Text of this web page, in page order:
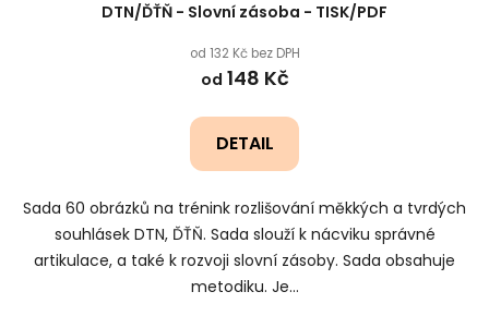
DTN/ĎŤŇ - Slovní zásoba - TISK/PDF
od 132 Kč bez DPH
od 148 Kč
DETAIL
Sada 60 obrázků na trénink rozlišování měkkých a tvrdých
souhlásek DTN, ĎŤŇ. Sada slouží k nácviku správné
artikulace, a také k rozvoji slovní zásoby. Sada obsahuje
metodiku. Je...